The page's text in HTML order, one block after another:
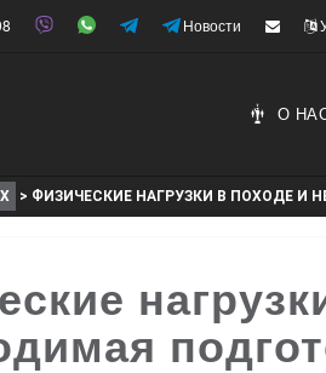
Новости
О
> ФИЗИЧЕСКИЕ НАГРУЗКИ В ПОХОДЕ И